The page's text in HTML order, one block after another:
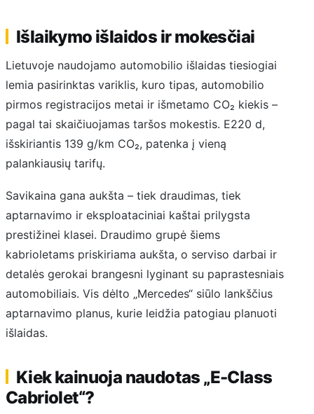
Išlaikymo išlaidos ir mokesčiai
Lietuvoje naudojamo automobilio išlaidas tiesiogiai
lemia pasirinktas variklis, kuro tipas, automobilio
pirmos registracijos metai ir išmetamo CO₂ kiekis –
pagal tai skaičiuojamas taršos mokestis. E220 d,
išskiriantis 139 g/km CO₂, patenka į vieną
palankiausių tarifų.
Savikaina gana aukšta – tiek draudimas, tiek
aptarnavimo ir eksploataciniai kaštai prilygsta
prestižinei klasei. Draudimo grupė šiems
kabrioletams priskiriama aukšta, o serviso darbai ir
detalės gerokai brangesni lyginant su paprastesniais
automobiliais. Vis dėlto „Mercedes“ siūlo lankščius
aptarnavimo planus, kurie leidžia patogiau planuoti
išlaidas.
Kiek kainuoja naudotas „E-Class
Cabriolet“?